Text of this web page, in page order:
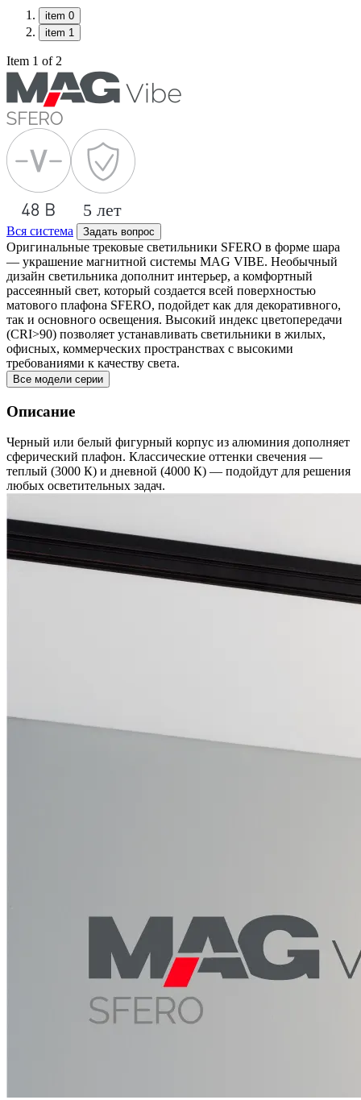
item 0
item 1
Item 1 of 2
Вся система Задать вопрос
Оригинальные трековые светильники SFERO в форме шара
— украшение магнитной системы MAG VIBE. Необычный
дизайн светильника дополнит интерьер, а комфортный
рассеянный свет, который создается всей поверхностью
матового плафона SFERO, подойдет как для декоративного,
так и основного освещения. Высокий индекс цветопередачи
(CRI>90) позволяет устанавливать светильники в жилых,
офисных, коммерческих пространствах с высокими
требованиями к качеству света.
Все модели серии
Описание
Черный или белый фигурный корпус из алюминия дополняет
сферический плафон. Классические оттенки свечения —
теплый (3000 К) и дневной (4000 К) — подойдут для решения
любых осветительных задач.